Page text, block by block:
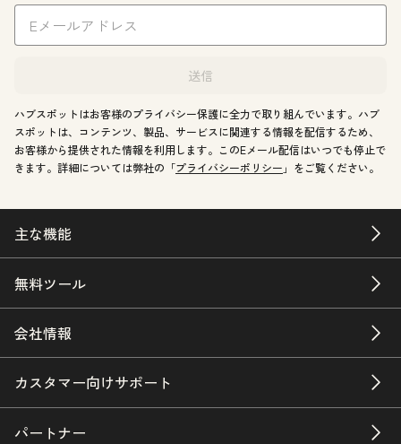
送信
ハブスポットはお客様のプライバシー保護に全力で取り組んでいます。ハブ
スポットは、コンテンツ、製品、サービスに関連する情報を配信するため、
お客様から提供された情報を利用します。このEメール配信はいつでも停止で
きます。詳細については弊社の「プライバシーポリシー 」をご覧ください。
主な機能
無料ツール
会社情報
カスタマー向けサポート
パートナー